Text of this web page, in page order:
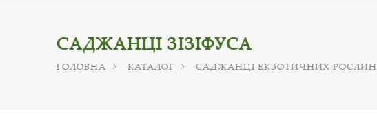
САДЖАНЦІ ЗІЗІФУСА
ГОЛОВНА КАТАЛОГ САДЖАНЦІ ЕКЗОТИЧНИХ РОСЛИН